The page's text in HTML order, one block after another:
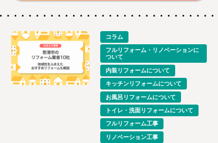
コラム
フルリフォーム・リノベーションに
ついて
内装リフォームについて
キッチンリフォームについて
お風呂リフォームについて
トイレ・洗面リフォームについて
フルリフォーム工事
リノベーション工事